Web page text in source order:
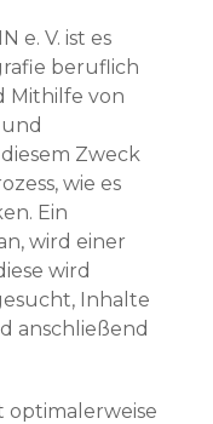
e. V. ist es
beruflich
Mithilfe von
Zweck
wie es
Ein
wird einer
wird
Inhalte
anschließend
optimalerweise